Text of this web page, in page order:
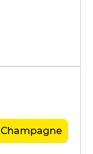
Champagne